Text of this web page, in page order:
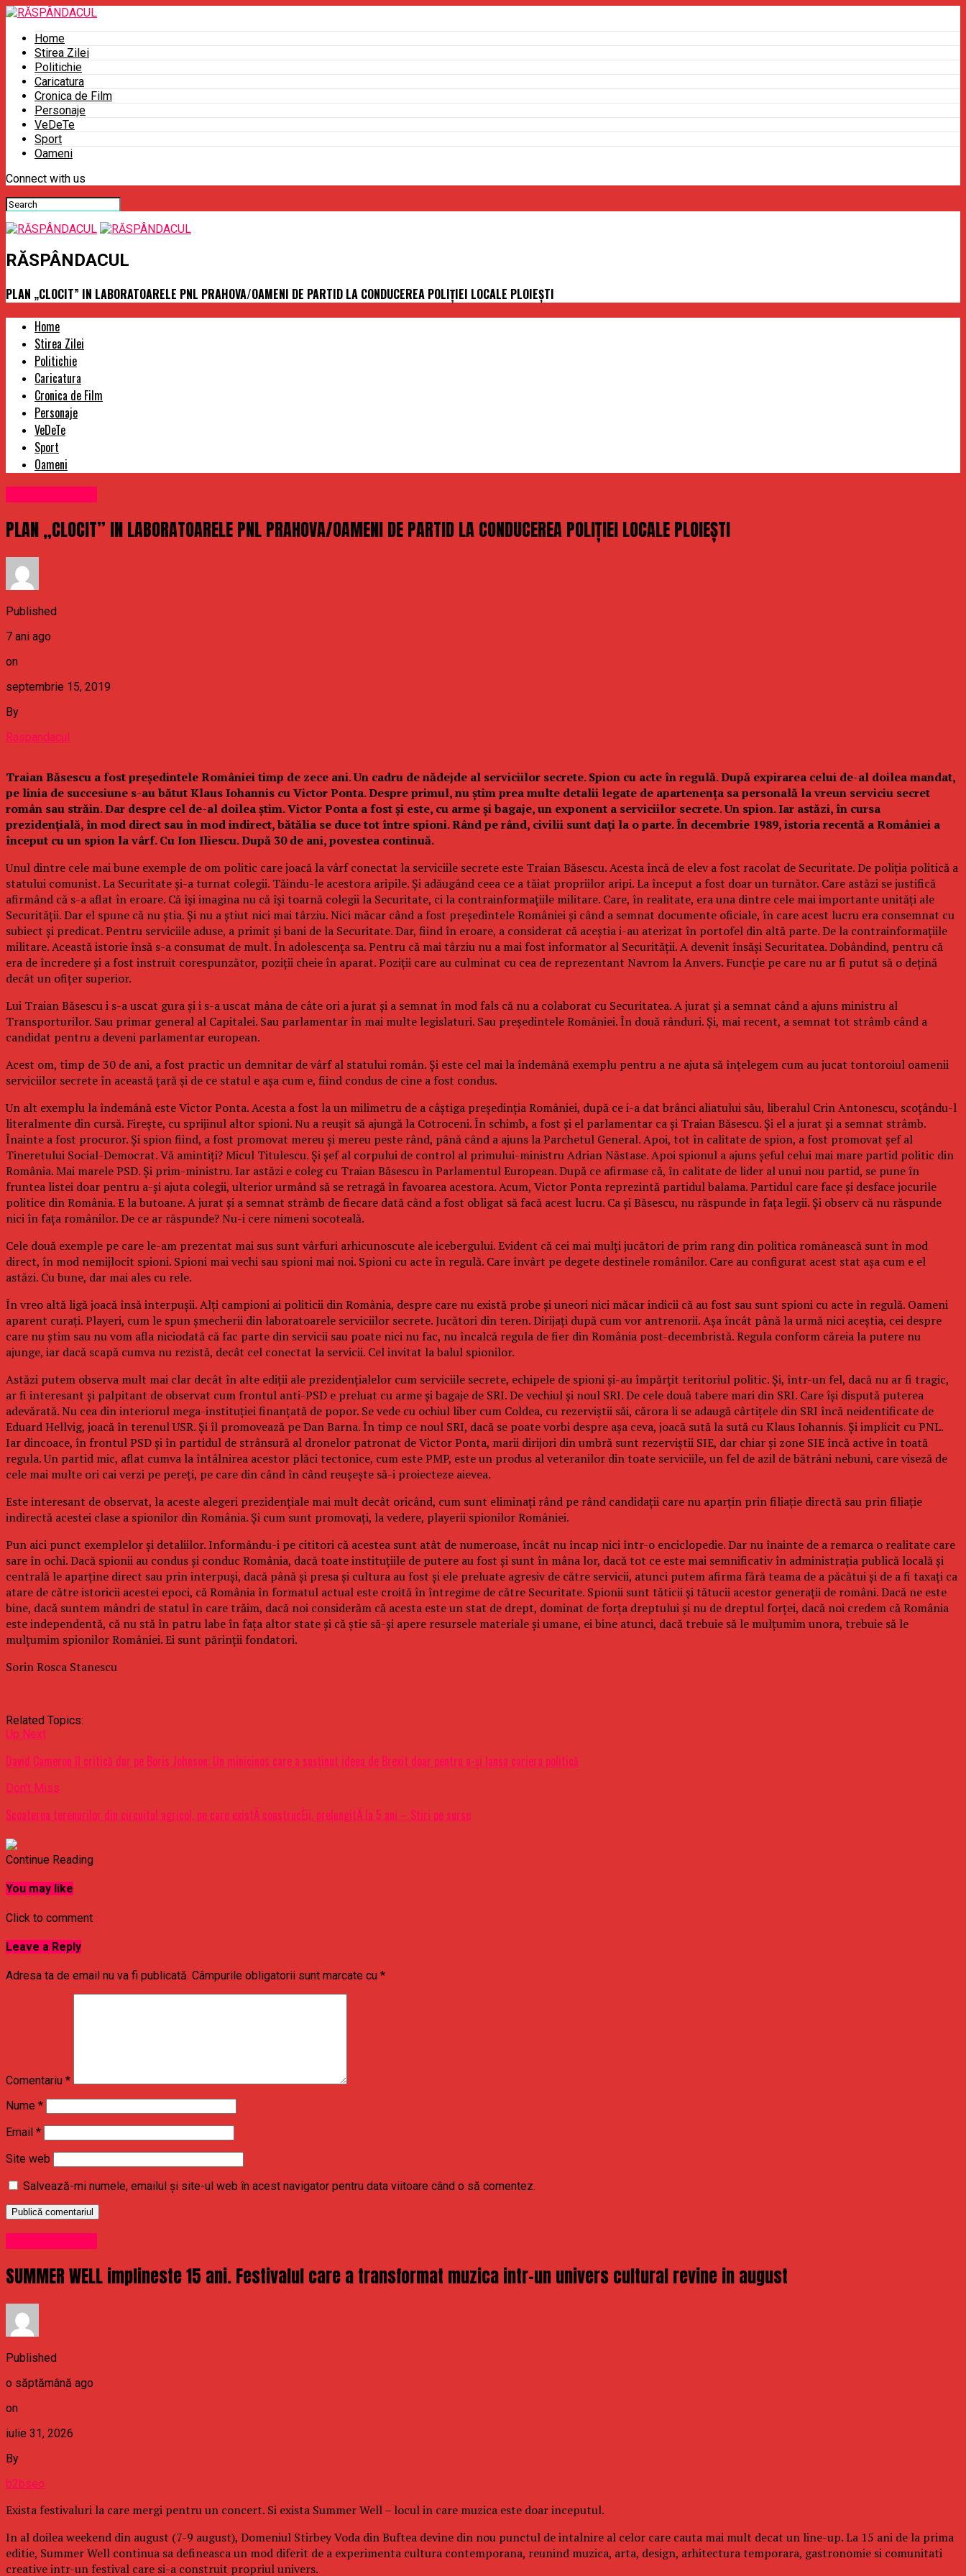
Home
Stirea Zilei
Politichie
Caricatura
Cronica de Film
Personaje
VeDeTe
Sport
Oameni
Connect with us
RĂSPÂNDACUL
PLAN „CLOCIT” IN LABORATOARELE PNL PRAHOVA/OAMENI DE PARTID LA CONDUCEREA POLIȚIEI LOCALE PLOIEȘTI
Home
Stirea Zilei
Politichie
Caricatura
Cronica de Film
Personaje
VeDeTe
Sport
Oameni
PLAN „CLOCIT” IN LABORATOARELE PNL PRAHOVA/OAMENI DE PARTID LA CONDUCEREA POLIȚIEI LOCALE PLOIEȘTI
Published
7 ani ago
on
septembrie 15, 2019
By
Raspandacul
Traian Băsescu a fost președintele României timp de zece ani. Un cadru de nădejde al serviciilor secrete. Spion cu acte în regulă. După expirarea celui de-al doilea mandat,
pe linia de succesiune s-au bătut Klaus Iohannis cu Victor Ponta. Despre primul, nu știm prea multe detalii legate de apartenența sa personală la vreun serviciu secret
român sau străin. Dar despre cel de-al doilea știm. Victor Ponta a fost și este, cu arme și bagaje, un exponent a serviciilor secrete. Un spion. Iar astăzi, în cursa
prezidențială, în mod direct sau în mod indirect, bătălia se duce tot între spioni. Rând pe rând, civilii sunt dați la o parte. În decembrie 1989, istoria recentă a României a
început cu un spion la vârf. Cu Ion Iliescu. După 30 de ani, povestea continuă.
Unul dintre cele mai bune exemple de om politic care joacă la vârf conectat la serviciile secrete este Traian Băsescu. Acesta încă de elev a fost racolat de Securitate. De poliția politică a
statului comunist. La Securitate și-a turnat colegii. Tăindu-le acestora aripile. Și adăugând ceea ce a tăiat propriilor aripi. La început a fost doar un turnător. Care astăzi se justifică
afirmând că s-a aflat în eroare. Că își imagina nu că își toarnă colegii la Securitate, ci la contrainformațiile militare. Care, în realitate, era una dintre cele mai importante unități ale
Securității. Dar el spune că nu știa. Și nu a știut nici mai târziu. Nici măcar când a fost președintele României și când a semnat documente oficiale, în care acest lucru era consemnat cu
subiect și predicat. Pentru serviciile aduse, a primit și bani de la Securitate. Dar, fiind în eroare, a considerat că aceștia i-au aterizat în portofel din altă parte. De la contrainformațiile
militare. Această istorie însă s-a consumat de mult. În adolescența sa. Pentru că mai târziu nu a mai fost informator al Securității. A devenit însăși Securitatea. Dobândind, pentru că
era de încredere și a fost instruit corespunzător, poziții cheie în aparat. Poziții care au culminat cu cea de reprezentant Navrom la Anvers. Funcție pe care nu ar fi putut să o dețină
decât un ofițer superior.
Lui Traian Băsescu i s-a uscat gura și i s-a uscat mâna de câte ori a jurat și a semnat în mod fals că nu a colaborat cu Securitatea. A jurat și a semnat când a ajuns ministru al
Transporturilor. Sau primar general al Capitalei. Sau parlamentar în mai multe legislaturi. Sau președintele României. În două rânduri. Și, mai recent, a semnat tot strâmb când a
candidat pentru a deveni parlamentar european.
Acest om, timp de 30 de ani, a fost practic un demnitar de vârf al statului român. Și este cel mai la îndemână exemplu pentru a ne ajuta să înțelegem cum au jucat tontoroiul oamenii
serviciilor secrete în această țară și de ce statul e așa cum e, fiind condus de cine a fost condus.
Un alt exemplu la îndemână este Victor Ponta. Acesta a fost la un milimetru de a câștiga președinția României, după ce i-a dat brânci aliatului său, liberalul Crin Antonescu, scoțându-l
literalmente din cursă. Firește, cu sprijinul altor spioni. Nu a reușit să ajungă la Cotroceni. În schimb, a fost și el parlamentar ca și Traian Băsescu. Și el a jurat și a semnat strâmb.
Înainte a fost procuror. Și spion fiind, a fost promovat mereu și mereu peste rând, până când a ajuns la Parchetul General. Apoi, tot în calitate de spion, a fost promovat șef al
Tineretului Social-Democrat. Vă amintiți? Micul Titulescu. Și șef al corpului de control al primului-ministru Adrian Năstase. Apoi spionul a ajuns șeful celui mai mare partid politic din
România. Mai marele PSD. Și prim-ministru. Iar astăzi e coleg cu Traian Băsescu în Parlamentul European. După ce afirmase că, în calitate de lider al unui nou partid, se pune în
fruntea listei doar pentru a-și ajuta colegii, ulterior urmând să se retragă în favoarea acestora. Acum, Victor Ponta reprezintă partidul balama. Partidul care face și desface jocurile
politice din România. E la butoane. A jurat și a semnat strâmb de fiecare dată când a fost obligat să facă acest lucru. Ca și Băsescu, nu răspunde în fața legii. Și observ că nu răspunde
nici în fața românilor. De ce ar răspunde? Nu-i cere nimeni socoteală.
Cele două exemple pe care le-am prezentat mai sus sunt vârfuri arhicunoscute ale icebergului. Evident că cei mai mulți jucători de prim rang din politica românească sunt în mod
direct, în mod nemijlocit spioni. Spioni mai vechi sau spioni mai noi. Spioni cu acte în regulă. Care învârt pe degete destinele românilor. Care au configurat acest stat așa cum e el
astăzi. Cu bune, dar mai ales cu rele.
În vreo altă ligă joacă însă interpușii. Alți campioni ai politicii din România, despre care nu există probe și uneori nici măcar indicii că au fost sau sunt spioni cu acte în regulă. Oameni
aparent curați. Playeri, cum le spun șmecherii din laboratoarele serviciilor secrete. Jucători din teren. Dirijați după cum vor antrenorii. Așa încât până la urmă nici aceștia, cei despre
care nu știm sau nu vom afla niciodată că fac parte din servicii sau poate nici nu fac, nu încalcă regula de fier din România post-decembristă. Regula conform căreia la putere nu
ajunge, iar dacă scapă cumva nu rezistă, decât cel conectat la servicii. Cel invitat la balul spionilor.
Astăzi putem observa mult mai clar decât în alte ediții ale prezidențialelor cum serviciile secrete, echipele de spioni și-au împărțit teritoriul politic. Și, într-un fel, dacă nu ar fi tragic,
ar fi interesant și palpitant de observat cum frontul anti-PSD e preluat cu arme și bagaje de SRI. De vechiul și noul SRI. De cele două tabere mari din SRI. Care își dispută puterea
adevărată. Nu cea din interiorul mega-instituției finanțată de popor. Se vede cu ochiul liber cum Coldea, cu rezerviștii săi, cărora li se adaugă cârtițele din SRI încă neidentificate de
Eduard Hellvig, joacă în terenul USR. Și îl promovează pe Dan Barna. În timp ce noul SRI, dacă se poate vorbi despre așa ceva, joacă sută la sută cu Klaus Iohannis. Și implicit cu PNL.
Iar dincoace, în frontul PSD și în partidul de strânsură al dronelor patronat de Victor Ponta, marii dirijori din umbră sunt rezerviștii SIE, dar chiar și zone SIE încă active în toată
regula. Un partid mic, aflat cumva la întâlnirea acestor plăci tectonice, cum este PMP, este un produs al veteranilor din toate serviciile, un fel de azil de bătrâni nebuni, care viseză de
cele mai multe ori cai verzi pe pereți, pe care din când în când reușește să-i proiecteze aievea.
Este interesant de observat, la aceste alegeri prezidențiale mai mult decât oricând, cum sunt eliminați rând pe rând candidații care nu aparțin prin filiație directă sau prin filiație
indirectă acestei clase a spionilor din România. Și cum sunt promovați, la vedere, playerii spionilor României.
Pun aici punct exemplelor și detaliilor. Informându-i pe cititori că acestea sunt atât de numeroase, încât nu încap nici într-o enciclopedie. Dar nu înainte de a remarca o realitate care
sare în ochi. Dacă spionii au condus și conduc România, dacă toate instituțiile de putere au fost și sunt în mâna lor, dacă tot ce este mai semnificativ în administrația publică locală și
centrală le aparține direct sau prin interpuși, dacă până și presa și cultura au fost și ele preluate agresiv de către servicii, atunci putem afirma fără teama de a păcătui și de a fi taxați ca
atare de către istoricii acestei epoci, că România în formatul actual este croită în întregime de către Securitate. Spionii sunt tăticii și tătucii acestor generații de români. Dacă ne este
bine, dacă suntem mândri de statul în care trăim, dacă noi considerăm că acesta este un stat de drept, dominat de forța dreptului și nu de dreptul forței, dacă noi credem că România
este independentă, că nu stă în patru labe în fața altor state și că știe să-și apere resursele materiale și umane, ei bine atunci, dacă trebuie să le mulțumim unora, trebuie să le
mulțumim spionilor României. Ei sunt părinții fondatori.
Sorin Rosca Stanescu
Related Topics:
Up Next
David Cameron îl critică dur pe Boris Johnson: Un minicinos care a susţinut ideea de Brexit doar pentru a-şi lansa cariera politică
Don't Miss
Scoaterea terenurilor din circuitul agricol, pe care existÄ construcÈii, prelungitÄ la 5 ani – Stiri pe surse
Continue Reading
You may like
Click to comment
Leave a Reply
Adresa ta de email nu va fi publicată. Câmpurile obligatorii sunt marcate cu *
Comentariu *
Nume *
Email *
Site web
Salvează-mi numele, emailul și site-ul web în acest navigator pentru data viitoare când o să comentez.
SUMMER WELL implineste 15 ani. Festivalul care a transformat muzica intr-un univers cultural revine in august
Published
o săptămână ago
on
iulie 31, 2026
By
b2bseo
Exista festivaluri la care mergi pentru un concert. Si exista Summer Well – locul in care muzica este doar inceputul.
In al doilea weekend din august (7-9 august), Domeniul Stirbey Voda din Buftea devine din nou punctul de intalnire al celor care cauta mai mult decat un line-up. La 15 ani de la prima
editie, Summer Well continua sa defineasca un mod diferit de a experimenta cultura contemporana, reunind muzica, arta, design, arhitectura temporara, gastronomie si comunitati
creative intr-un festival care si-a construit propriul univers.